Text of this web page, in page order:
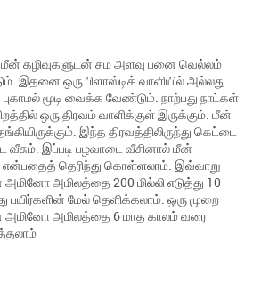
மீன் கழிவுகளுடன் சம அளவு பனை வெல்லம்
இதனை ஒரு பிளாஸ்டிக் வாளியில் அல்லது
புகாமல் மூடி வைக்க வேண்டும். நாற்பது நாட்கள்
ஒரு திரவம் வாளிக்குள் இருக்கும். மீன்
இந்த திரவத்திலிருந்து கெட்டை
வீசும். இப்படி பழவாடை வீசினால் மீன்
தெரிந்து கொள்ளலாம். இவ்வாறு
அமிலத்தை 200 மில்லி எடுத்து 10
பயிர்களின் மேல் தெளிக்கலாம். ஒரு முறை
அமினோ அமிலத்தை 6 மாத காலம் வரை